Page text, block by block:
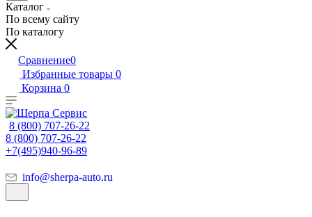
Каталог
По всему сайту
По каталогу
Сравнение0
Избранные товары 0
Корзина 0
8 (800) 707-26-22
8 (800) 707-26-22
+7(495)940-96-89
info@sherpa-auto.ru